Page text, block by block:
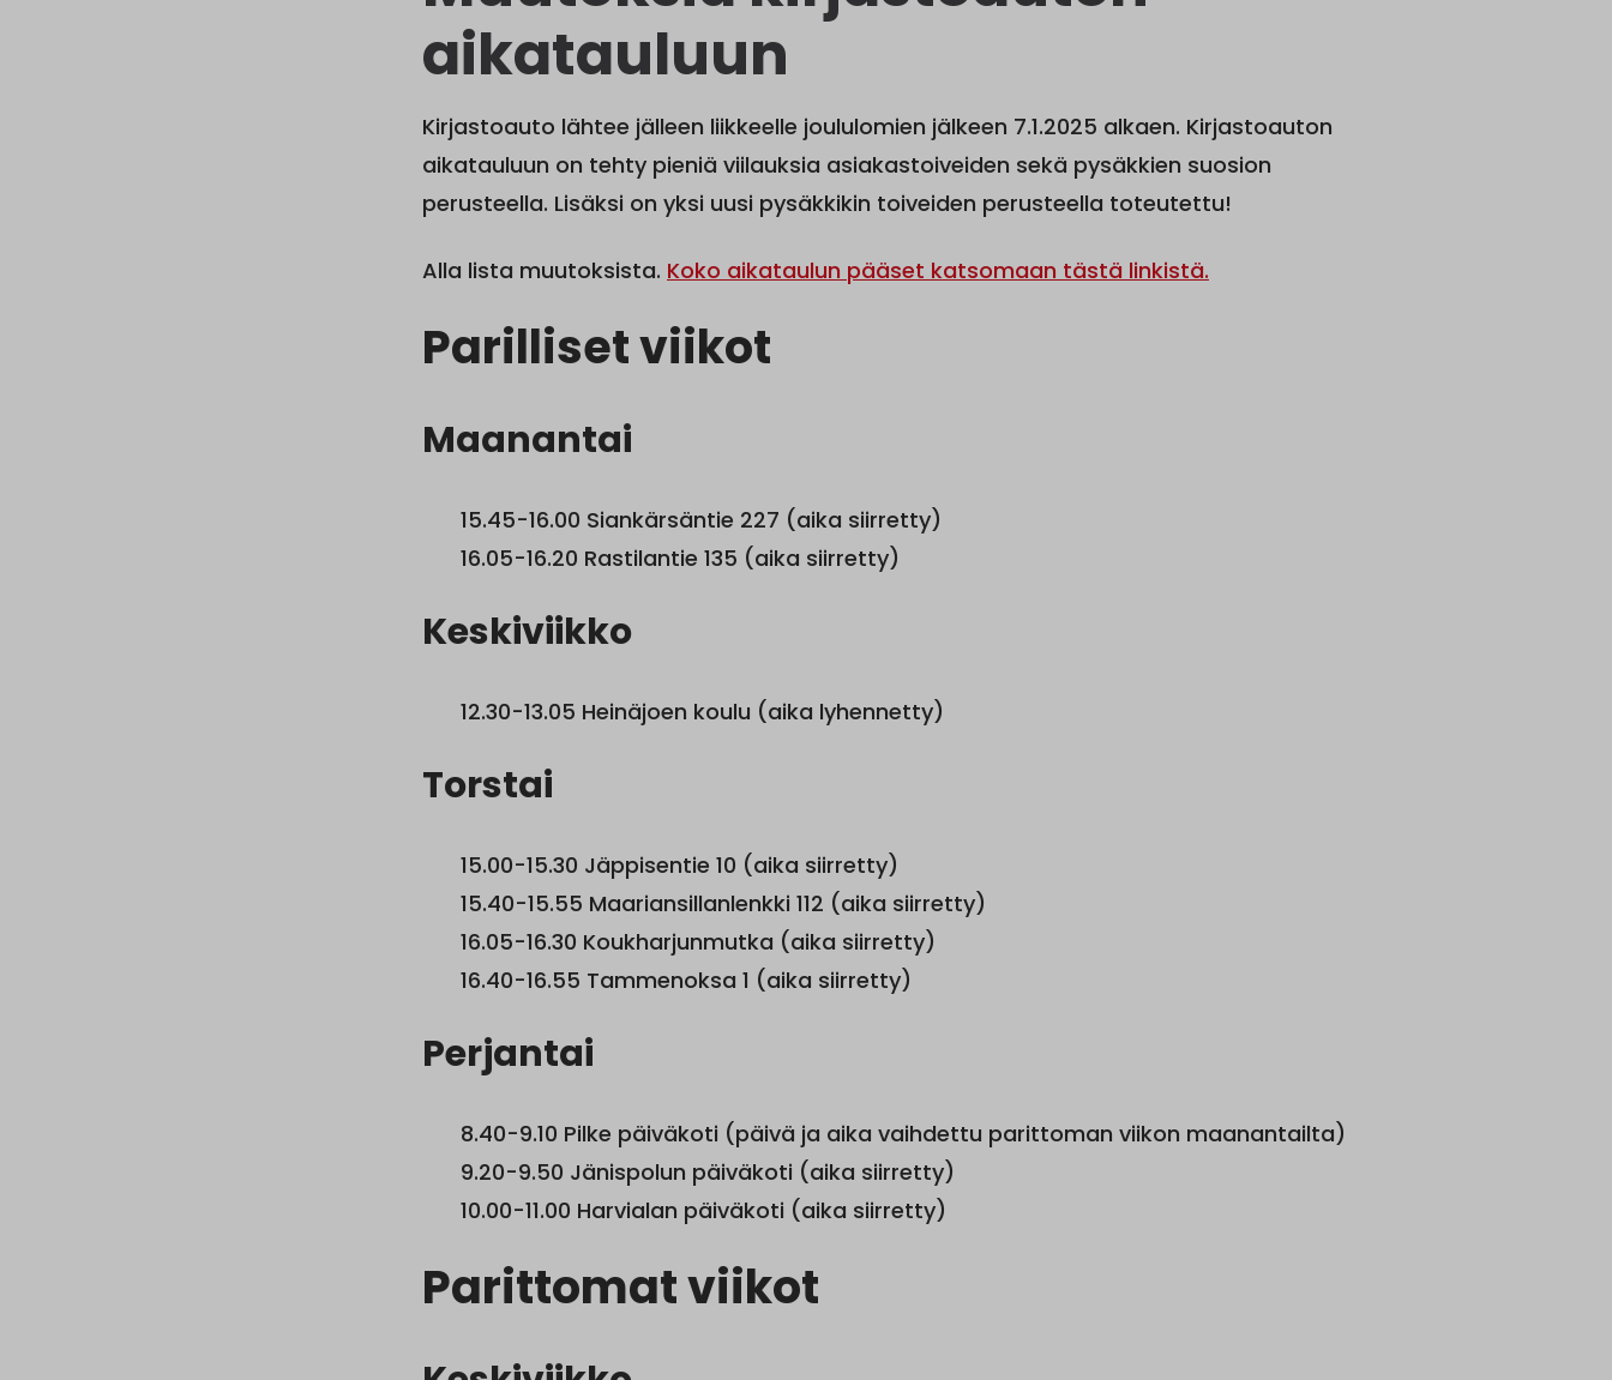
aikatauluun
Kirjastoauto lähtee jälleen liikkeelle joululomien jälkeen 7.1.2025 alkaen. Kirjastoauton
aikatauluun on tehty pieniä viilauksia asiakastoiveiden sekä pysäkkien suosion
perusteella. Lisäksi on yksi uusi pysäkkikin toiveiden perusteella toteutettu!
Alla lista muutoksista. Koko aikataulun pääset katsomaan tästä linkistä.
Parilliset viikot
Maanantai
15.45-16.00 Siankärsäntie 227 (aika siirretty)
16.05-16.20 Rastilantie 135 (aika siirretty)
Keskiviikko
12.30-13.05 Heinäjoen koulu (aika lyhennetty)
Torstai
15.00-15.30 Jäppisentie 10 (aika siirretty)
15.40-15.55 Maariansillanlenkki 112 (aika siirretty)
16.05-16.30 Koukharjunmutka (aika siirretty)
16.40-16.55 Tammenoksa 1 (aika siirretty)
Perjantai
8.40-9.10 Pilke päiväkoti (päivä ja aika vaihdettu parittoman viikon maanantailta)
9.20-9.50 Jänispolun päiväkoti (aika siirretty)
10.00-11.00 Harvialan päiväkoti (aika siirretty)
Parittomat viikot